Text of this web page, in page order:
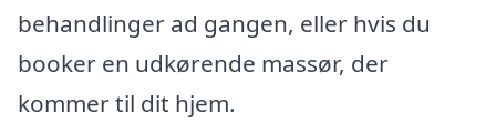
behandlinger ad gangen, eller hvis du
booker en udkørende massør, der
kommer til dit hjem.